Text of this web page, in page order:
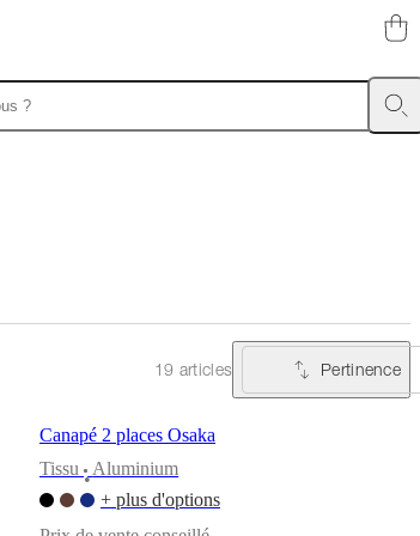
19 articles Pertinence
Canapé 2 places Osaka
Tissu
•
Aluminium
+ plus d'options